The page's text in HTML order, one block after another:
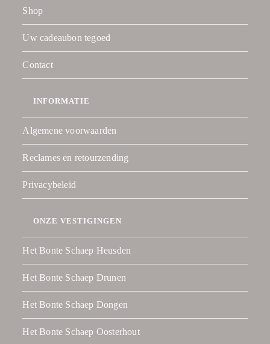
Shop
Uw cadeaubon tegoed
Contact
INFORMATIE
Algemene voorwaarden
Reclames en retourzending
Privacybeleid
ONZE VESTIGINGEN
Het Bonte Schaep Heusden
Het Bonte Schaep Drunen
Het Bonte Schaep Dongen
Het Bonte Schaep Oosterhout